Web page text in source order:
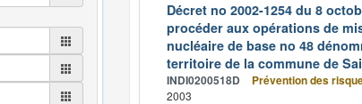
Décret no 2002-1254 du 8
procéder aux opérations de
nucléaire de base no 48
territoire de la commune de
INDI0200518D Prévention des
2003